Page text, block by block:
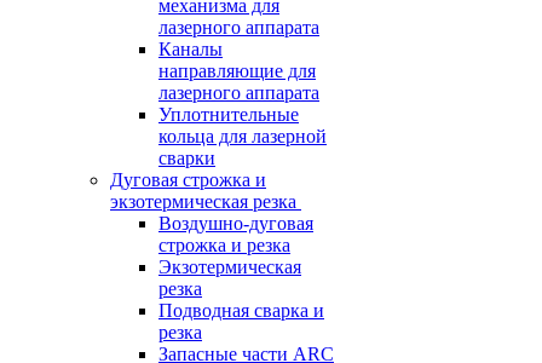
механизма для
лазерного аппарата
Каналы
направляющие для
лазерного аппарата
Уплотнительные
кольца для лазерной
сварки
Дуговая строжка и
экзотермическая резка
Воздушно-дуговая
строжка и резка
Экзотермическая
резка
Подводная сварка и
резка
Запасные части ARC